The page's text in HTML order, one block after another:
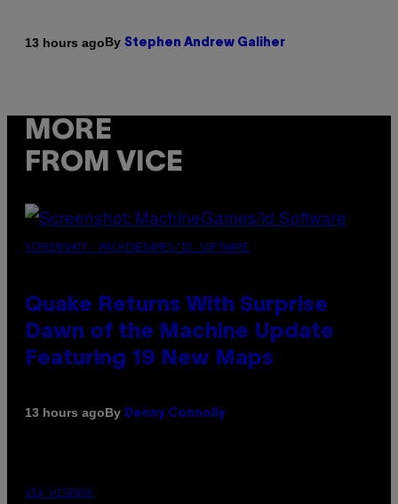
13 hours agoBy Stephen Andrew Galiher
MORE
FROM VICE
SCREENSHOT: MACHINEGAMES/ID SOFTWARE
Quake Returns With Surprise
Dawn of the Machine Update
Featuring 19 New Maps
13 hours agoBy Denny Connolly
VIA HISENSE